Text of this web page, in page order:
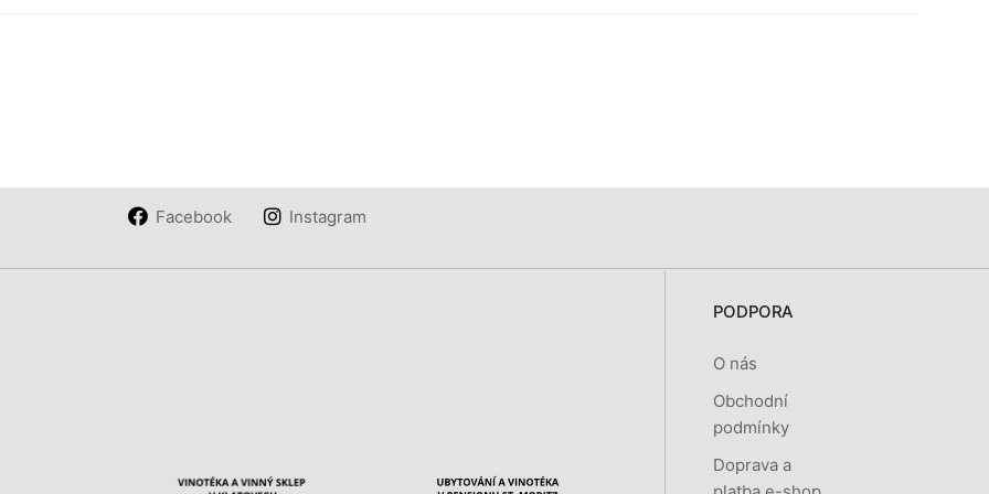
Facebook Instagram
PODPORA
O nás
Obchodní
podmínky
Doprava a